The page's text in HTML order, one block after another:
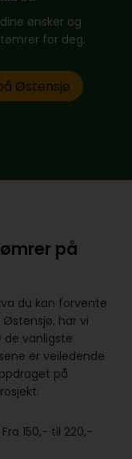
ønsker og
for deg.
Østensjø
på
du kan forvente
har vi
de vanligste
er veiledende
på
Fra 150,- til 220,-